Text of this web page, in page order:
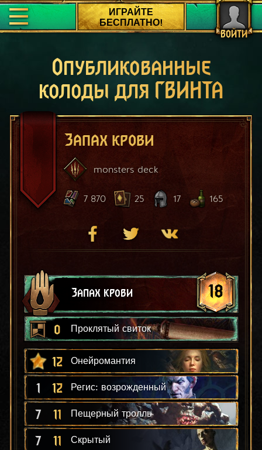
ВОЙТИ
ИГРАЙТЕ
БЕСПЛАТНО!
Опубликованные
колоды для ГВИНТА
Запах крови
monsters deck
7 870 25 17 165
Запах крови 18
0 Проклятый свиток
12 Онейромантия
1 12 Регис: возрожденный
7 11 Пещерный тролль
7 11 Скрытый